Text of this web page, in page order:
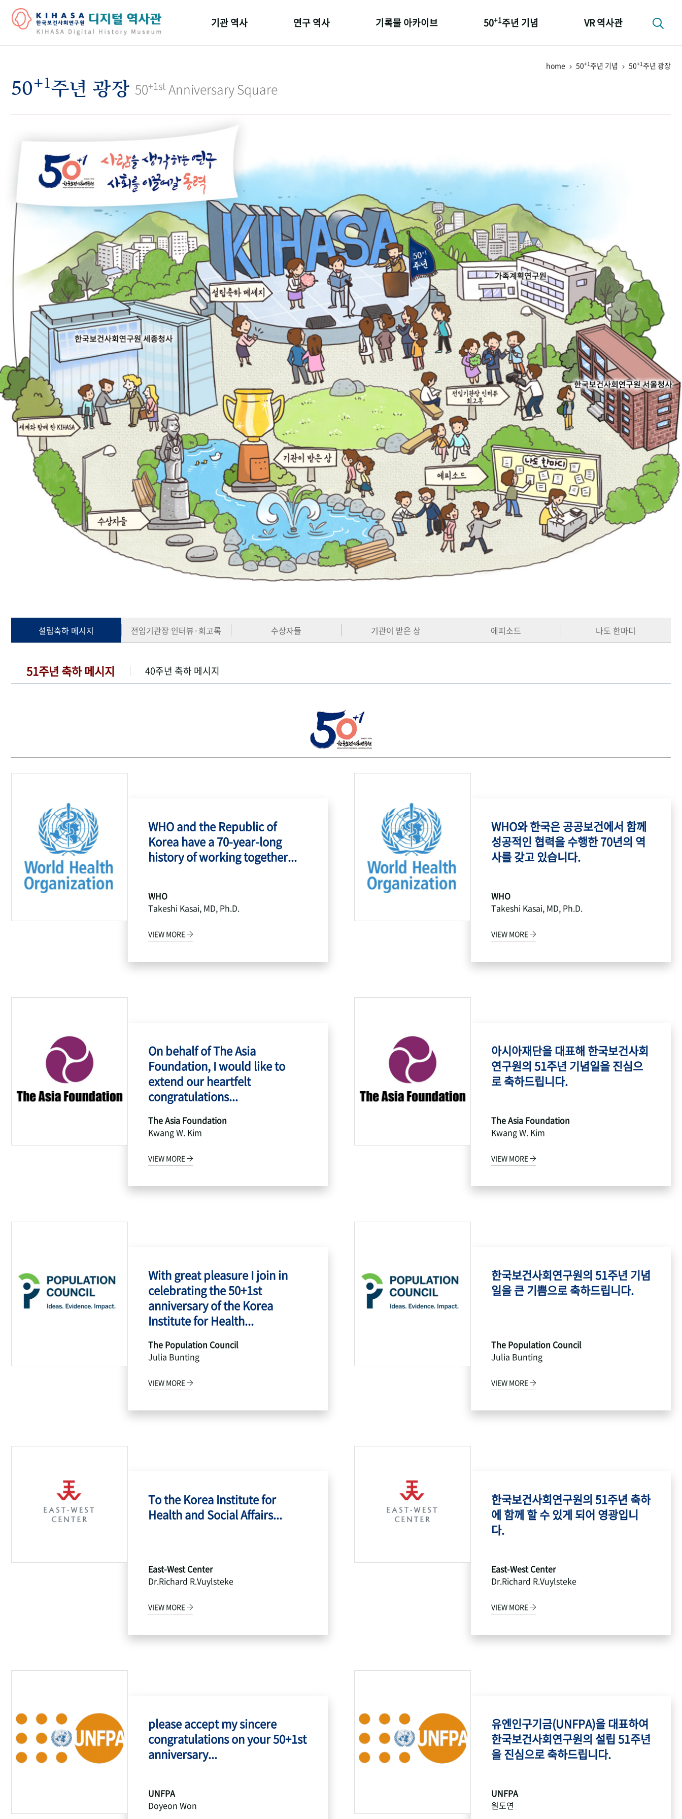
기관 역사
역대 기관장
연구 역사 기록물 아카이브 50+1주년 기념 VR 역사관
home 50+1주년 기념 50+1주년 광장
50+1주년 광장 50+1st Anniversary Square
설립축하 메시지 전임기관장 인터뷰·회고록 수상자들 기관이 받은 상 에피소드 나도 한마디
51주년 축하 메시지 40주년 축하 메시지
WHO and the Republic of
Korea have a 70-year-long
history of working together...
WHO
Takeshi Kasai, MD, Ph.D.
VIEW MORE
WHO와 한국은 공공보건에서 함께
성공적인 협력을 수행한 70년의 역
사를 갖고 있습니다.
WHO
Takeshi Kasai, MD, Ph.D.
VIEW MORE
On behalf of The Asia
Foundation, I would like to
extend our heartfelt
congratulations...
The Asia Foundation
Kwang W. Kim
VIEW MORE
아시아재단을 대표해 한국보건사회
연구원의 51주년 기념일을 진심으
로 축하드립니다.
The Asia Foundation
Kwang W. Kim
VIEW MORE
With great pleasure I join in
celebrating the 50+1st
anniversary of the Korea
Institute for Health...
The Population Council
Julia Bunting
VIEW MORE
한국보건사회연구원의 51주년 기념
일을 큰 기쁨으로 축하드립니다.
The Population Council
Julia Bunting
VIEW MORE
To the Korea Institute for
Health and Social Affairs...
East-West Center
Dr.Richard R.Vuylsteke
VIEW MORE
한국보건사회연구원의 51주년 축하
에 함께 할 수 있게 되어 영광입니
다.
East-West Center
Dr.Richard R.Vuylsteke
VIEW MORE
please accept my sincere
congratulations on your 50+1st
anniversary...
UNFPA
Doyeon Won
유엔인구기금(UNFPA)을 대표하여
한국보건사회연구원의 설립 51주년
을 진심으로 축하드립니다.
UNFPA
원도연